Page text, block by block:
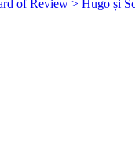
of Review > Hugo și